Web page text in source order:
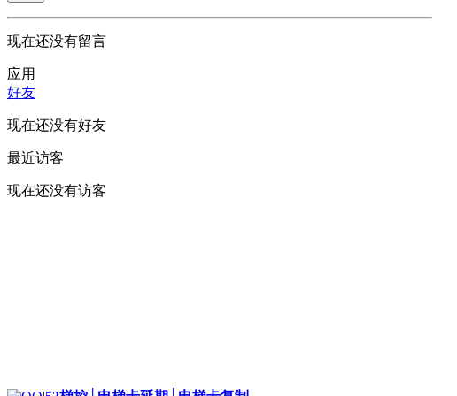
现在还没有留言
应用
好友
现在还没有好友
最近访客
现在还没有访客